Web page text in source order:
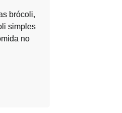
brócoli,
simples
no